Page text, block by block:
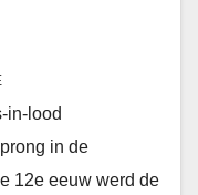
in-lood
in de
12e eeuw werd de